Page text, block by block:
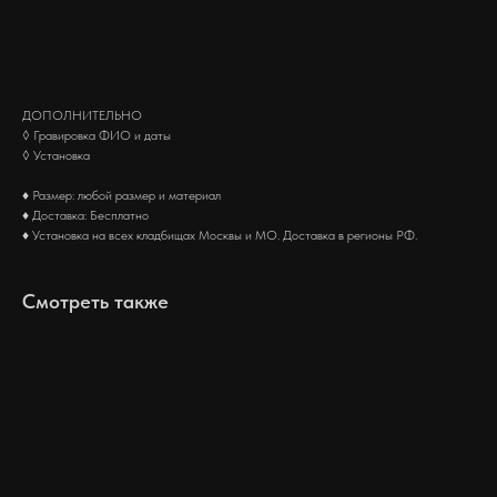
ДОПОЛНИТЕЛЬНО
◊ Гравировка ФИО и даты
◊ Установка
♦ Размер: любой размер и материал
♦ Доставка: Бесплатно
♦ Установка на всех кладбищах Москвы и МО. Доставка в регионы РФ.
Смотреть также